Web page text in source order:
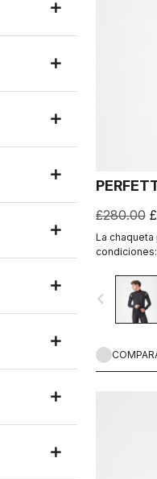
£280.00
La
sector
navigate_before